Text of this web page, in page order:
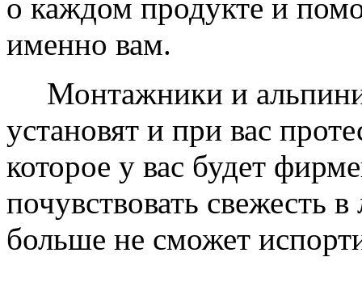
о каждом продукте и
именно вам.
Монтажники и
установят и при вас
которое у вас будет
почувствовать свежесть
больше не сможет